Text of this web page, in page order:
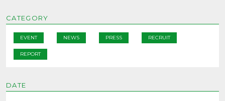
CATEGORY
EVENT NEWS PRESS RECRUIT
REPORT
DATE